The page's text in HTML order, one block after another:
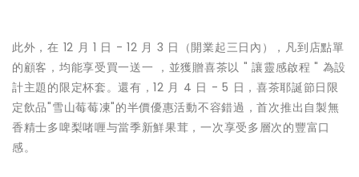
此外，在 12 月 1 日 - 12 月 3 日（開業起三日內），凡到店點單
的顧客，均能享受買一送一 ，並獲贈喜茶以 " 讓靈感啟程 " 為設
計主題的限定杯套。還有，12 月 4 日 - 5 日，喜茶耶誕節日限
定飲品"雪山莓莓凍"的半價優惠活動不容錯過，首次推出自製無
香精士多啤梨啫喱与當季新鮮果茸，一次享受多層次的豐富口
感。